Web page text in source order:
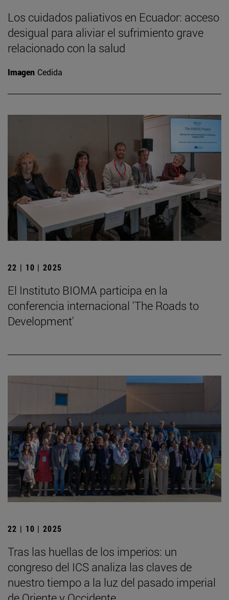
Los cuidados paliativos en Ecuador: acceso
desigual para aliviar el sufrimiento grave
relacionado con la salud
Imagen Cedida
22 | 10 | 2025
El Instituto BIOMA participa en la
conferencia internacional 'The Roads to
Development'
22 | 10 | 2025
Tras las huellas de los imperios: un
congreso del ICS analiza las claves de
nuestro tiempo a la luz del pasado imperial